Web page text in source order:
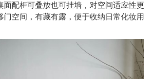
面配柜可叠放也可挂墙，对空间适应性更
门空间，有藏有露，便于收纳日常化妆用